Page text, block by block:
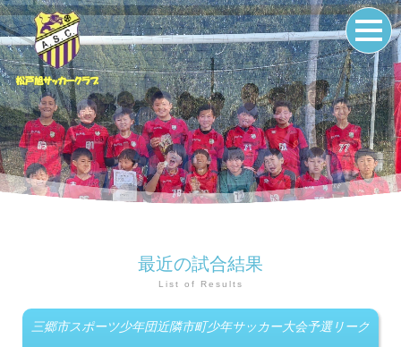
最近の試合結果
List of Results
三郷市スポーツ少年団近隣市町少年サッカー大会予選リーグ